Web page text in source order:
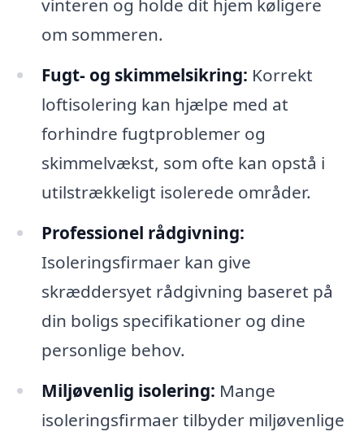
vinteren og holde dit hjem køligere
om sommeren.
Fugt- og skimmelsikring: Korrekt
loftisolering kan hjælpe med at
forhindre fugtproblemer og
skimmelvækst, som ofte kan opstå i
utilstrækkeligt isolerede områder.
Professionel rådgivning:
Isoleringsfirmaer kan give
skræddersyet rådgivning baseret på
din boligs specifikationer og dine
personlige behov.
Miljøvenlig isolering: Mange
isoleringsfirmaer tilbyder miljøvenlige